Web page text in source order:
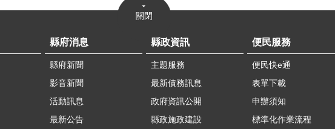
關閉
縣府消息
縣府新聞
影音新聞
活動訊息
最新公告
縣政資訊
主題服務
最新債務訊息
政府資訊公開
縣政施政建設
便民服務
便民快e通
表單下載
申辦須知
標準化作業流程